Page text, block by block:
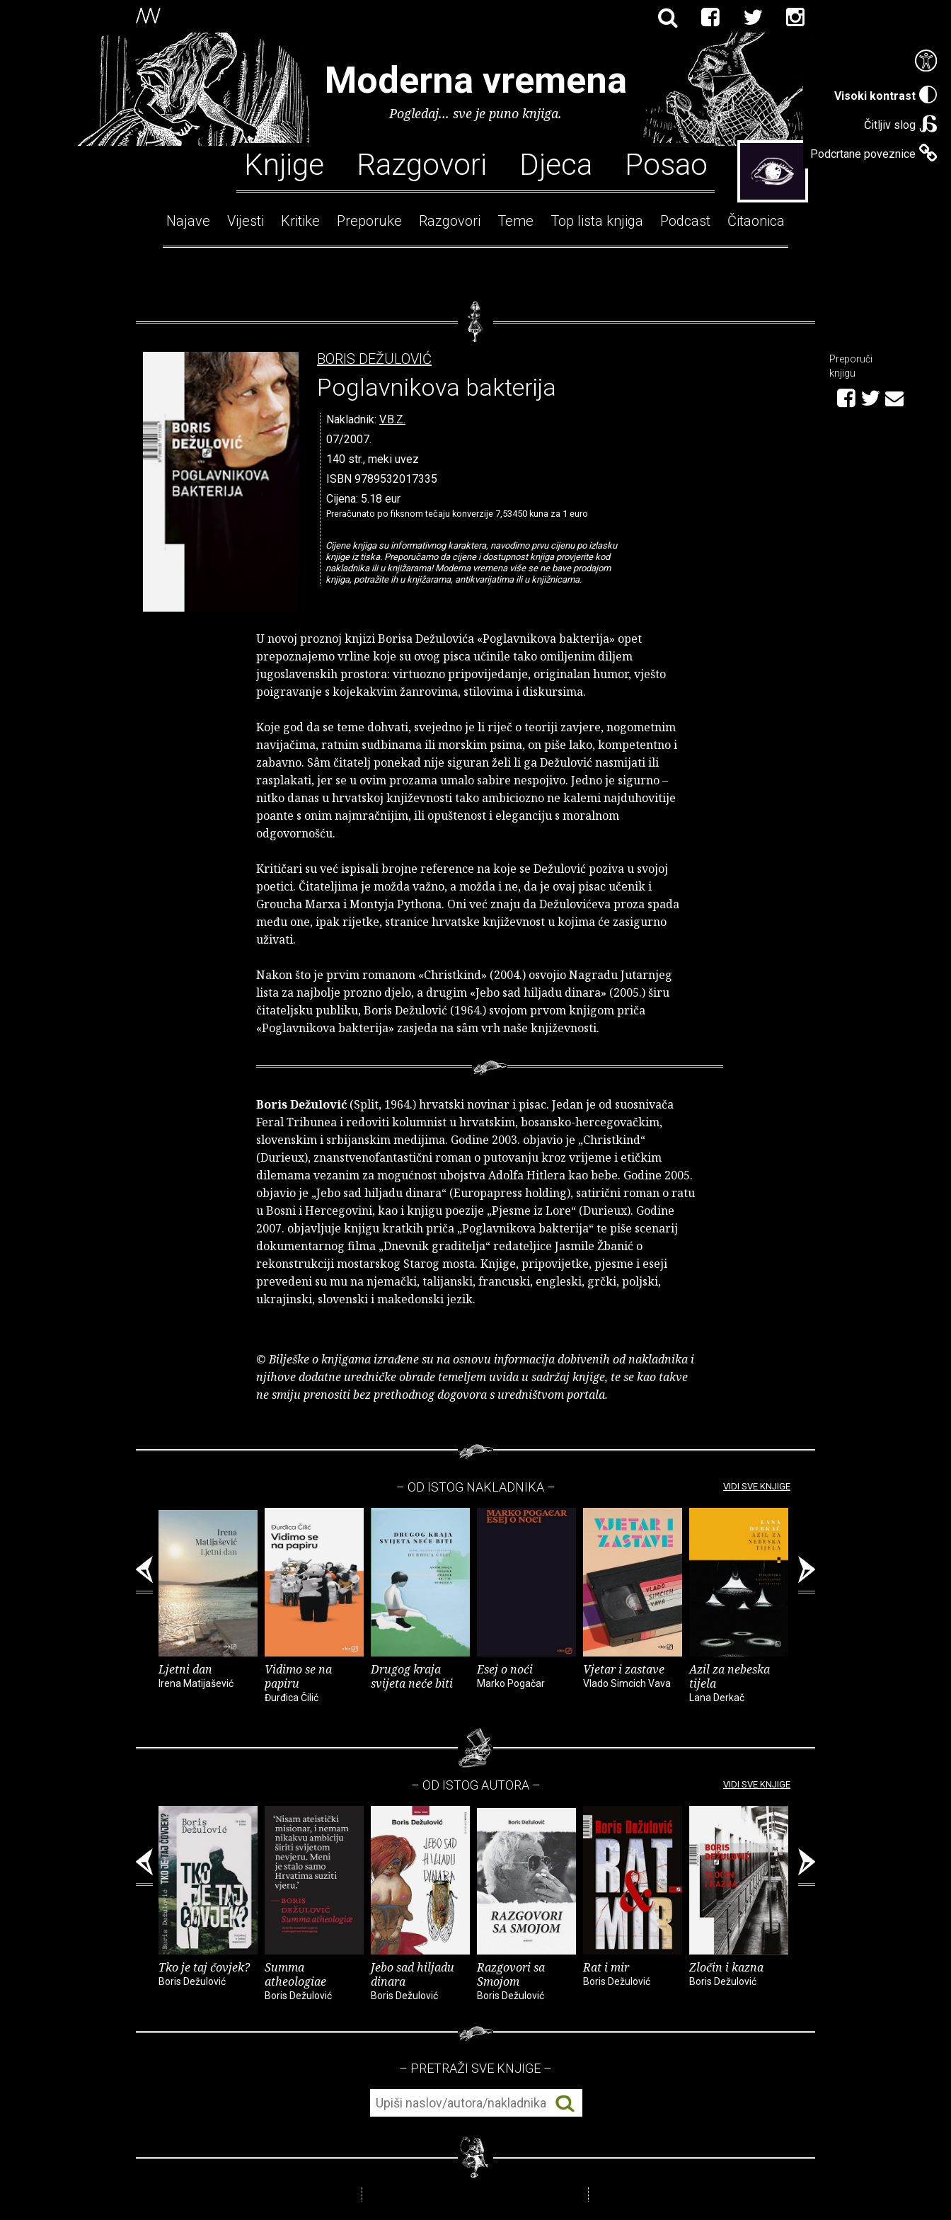
Visoki kontrast
Čitljiv slog
Podcrtane poveznice
Moderna vremena
Pogledaj... sve je puno knjiga.
Knjige Razgovori Djeca Posao
Najave Vijesti Kritike Preporuke Razgovori Teme Top lista knjiga Podcast Čitaonica
BORIS DEŽULOVIĆ
Poglavnikova bakterija
Nakladnik: V.B.Z.
07/2007.
140 str., meki uvez
ISBN 9789532017335
Cijena: 5.18 eur
Preračunato po fiksnom tečaju konverzije 7,53450 kuna za 1 euro
Cijene knjiga su informativnog karaktera, navodimo prvu cijenu po izlasku
knjige iz tiska. Preporučamo da cijene i dostupnost knjiga provjerite kod
nakladnika ili u knjižarama! Moderna vremena više se ne bave prodajom
knjiga, potražite ih u knjižarama, antikvarijatima ili u knjižnicama.
U novoj proznoj knjizi Borisa Dežulovića «Poglavnikova bakterija» opet
prepoznajemo vrline koje su ovog pisca učinile tako omiljenim diljem
jugoslavenskih prostora: virtuozno pripovijedanje, originalan humor, vješto
poigravanje s kojekakvim žanrovima, stilovima i diskursima.
Koje god da se teme dohvati, svejedno je li riječ o teoriji zavjere, nogometnim
navijačima, ratnim sudbinama ili morskim psima, on piše lako, kompetentno i
zabavno. Sâm čitatelj ponekad nije siguran želi li ga Dežulović nasmijati ili
rasplakati, jer se u ovim prozama umalo sabire nespojivo. Jedno je sigurno –
nitko danas u hrvatskoj književnosti tako ambiciozno ne kalemi najduhovitije
poante s onim najmračnijim, ili opuštenost i eleganciju s moralnom
odgovornošću.
Kritičari su već ispisali brojne reference na koje se Dežulović poziva u svojoj
poetici. Čitateljima je možda važno, a možda i ne, da je ovaj pisac učenik i
Groucha Marxa i Montyja Pythona. Oni već znaju da Dežulovićeva proza spada
među one, ipak rijetke, stranice hrvatske književnost u kojima će zasigurno
uživati.
Nakon što je prvim romanom «Christkind» (2004.) osvojio Nagradu Jutarnjeg
lista za najbolje prozno djelo, a drugim «Jebo sad hiljadu dinara» (2005.) širu
čitateljsku publiku, Boris Dežulović (1964.) svojom prvom knjigom priča
«Poglavnikova bakterija» zasjeda na sâm vrh naše književnosti.
Boris Dežulović (Split, 1964.) hrvatski novinar i pisac. Jedan je od suosnivača
Feral Tribunea i redoviti kolumnist u hrvatskim, bosansko-hercegovačkim,
slovenskim i srbijanskim medijima. Godine 2003. objavio je „Christkind“
(Durieux), znanstvenofantastični roman o putovanju kroz vrijeme i etičkim
dilemama vezanim za mogućnost ubojstva Adolfa Hitlera kao bebe. Godine 2005.
objavio je „Jebo sad hiljadu dinara“ (Europapress holding), satirični roman o ratu
u Bosni i Hercegovini, kao i knjigu poezije „Pjesme iz Lore“ (Durieux). Godine
2007. objavljuje knjigu kratkih priča „Poglavnikova bakterija“ te piše scenarij
dokumentarnog filma „Dnevnik graditelja“ redateljice Jasmile Žbanić o
rekonstrukciji mostarskog Starog mosta. Knjige, pripovijetke, pjesme i eseji
prevedeni su mu na njemački, talijanski, francuski, engleski, grčki, poljski,
ukrajinski, slovenski i makedonski jezik.
© Bilješke o knjigama izrađene su na osnovu informacija dobivenih od nakladnika i
njihove dodatne uredničke obrade temeljem uvida u sadržaj knjige, te se kao takve
ne smiju prenositi bez prethodnog dogovora s uredništvom portala.
Preporuči
knjigu
– OD ISTOG NAKLADNIKA –
Ljetni dan
Irena Matijašević
Vidimo se na
papiru
Đurđica Čilić
Drugog kraja
svijeta neće biti
Esej o noći
Marko Pogačar
Vjetar i zastave
Vlado Simcich Vava
Azil za nebeska
tijela
Lana Derkač
VIDI SVE KNJIGE
– OD ISTOG AUTORA –
Tko je taj čovjek?
Boris Dežulović
Summa
atheologiae
Boris Dežulović
Jebo sad hiljadu
dinara
Boris Dežulović
Razgovori sa
Smojom
Boris Dežulović
Rat i mir
Boris Dežulović
Zločin i kazna
Boris Dežulović
VIDI SVE KNJIGE
– PRETRAŽI SVE KNJIGE –